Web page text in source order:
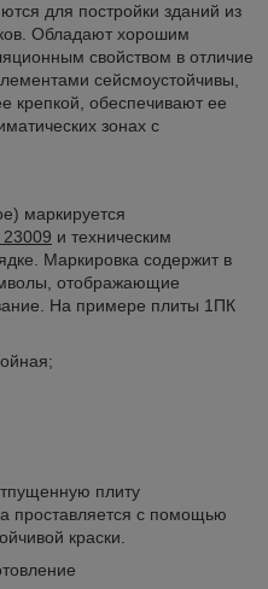
для постройки зданий из
Обладают хорошим
свойством в отличие
сейсмоустойчивы,
крепкой, обеспечивают ее
зонах с
маркируется
и техническим
Маркировка содержит в
отображающие
На примере плиты 1ПК
плиту
проставляется с помощью
краски.